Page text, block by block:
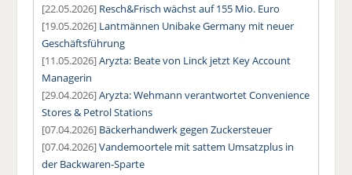
[22.05.2026] Resch&Frisch wächst auf 155 Mio. Euro
[19.05.2026] Lantmännen Unibake Germany mit neuer
Geschäftsführung
[11.05.2026]Aryzta: Beate von Linck jetzt Key Account
Managerin
[29.04.2026]Aryzta: Wehmann verantwortet Convenience
Stores & Petrol Stations
[07.04.2026] Bäckerhandwerk gegen Zuckersteuer
[07.04.2026]Vandemoortele mit sattem Umsatzplus in
der Backwaren-Sparte